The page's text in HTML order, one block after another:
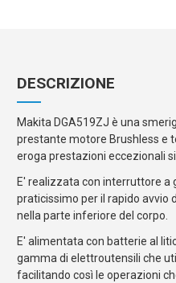
DESCRIZIONE
Makita DGA519ZJ è una
prestante motore Brushless e
eroga prestazioni eccezionali
E' realizzata con interruttore a
praticissimo per il rapido avvio
nella parte inferiore del corpo.
E' alimentata con batterie al
gamma di elettroutensili che
facilitando così le operazioni